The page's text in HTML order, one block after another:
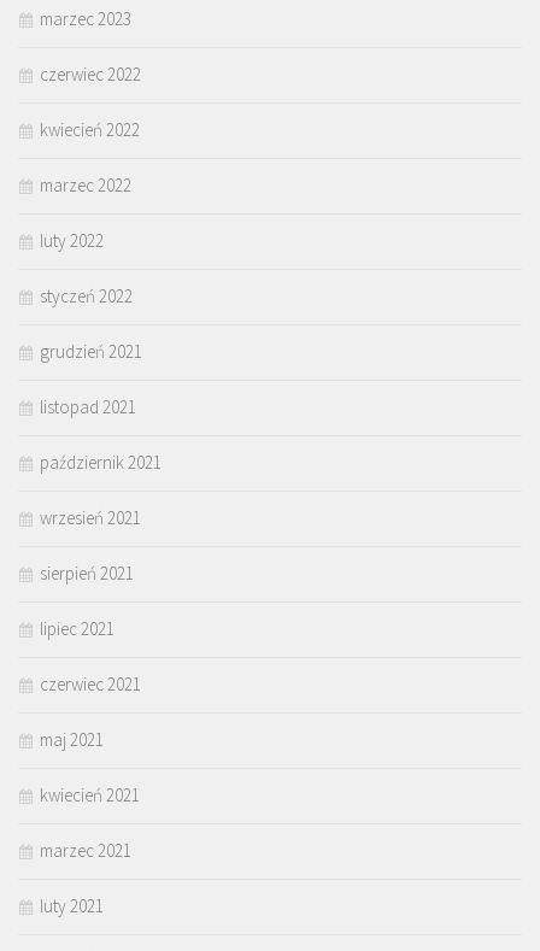
marzec 2023
czerwiec 2022
kwiecień 2022
marzec 2022
luty 2022
styczeń 2022
grudzień 2021
listopad 2021
październik 2021
wrzesień 2021
sierpień 2021
lipiec 2021
czerwiec 2021
maj 2021
kwiecień 2021
marzec 2021
luty 2021